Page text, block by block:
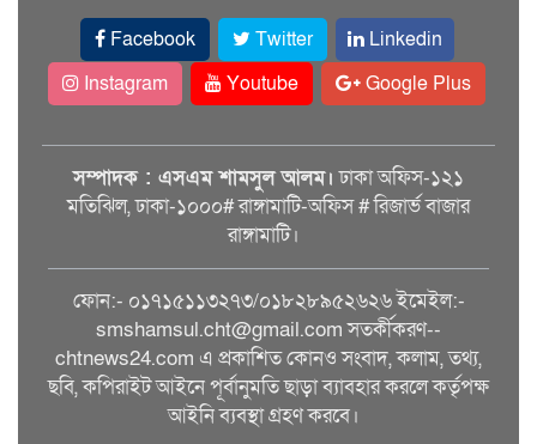
Facebook Twitter
Linkedin
Instagram
Youtube Google Plus
সম্পাদক : এসএম শামসুল আলম। ঢাকা অফিস-১২১
মতিঝিল, ঢাকা-১০০০# রাঙ্গামাটি-অফিস # রিজার্ভ বাজার
রাঙ্গামাটি।
ফোন:- ০১৭১৫১১৩২৭৩/০১৮২৮৯৫২৬২৬ ইমেইল:-
smshamsul.cht@gmail.com সতর্কীকরণ--
chtnews24.com এ প্রকাশিত কোনও সংবাদ, কলাম, তথ্য,
ছবি, কপিরাইট আইনে পূর্বানুমতি ছাড়া ব্যাবহার করলে কর্তৃপক্ষ
আইনি ব্যবস্থা গ্রহণ করবে।